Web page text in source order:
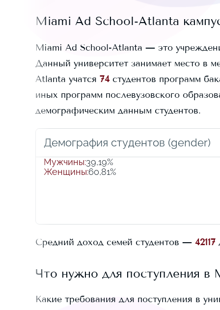
Miami Ad School-Atlanta
Miami Ad School-Atlanta — это
Данный университет занимает место в
Atlanta учатся 74 студентов программ
иных программ послевузовского
демографическим данным студентов.
Демография студентов (gender)
Мужчины:39,19%
Женщины:60,81%
Средний доход семей студентов — 42117
Что нужно для поступления в
Какие требования для поступления в